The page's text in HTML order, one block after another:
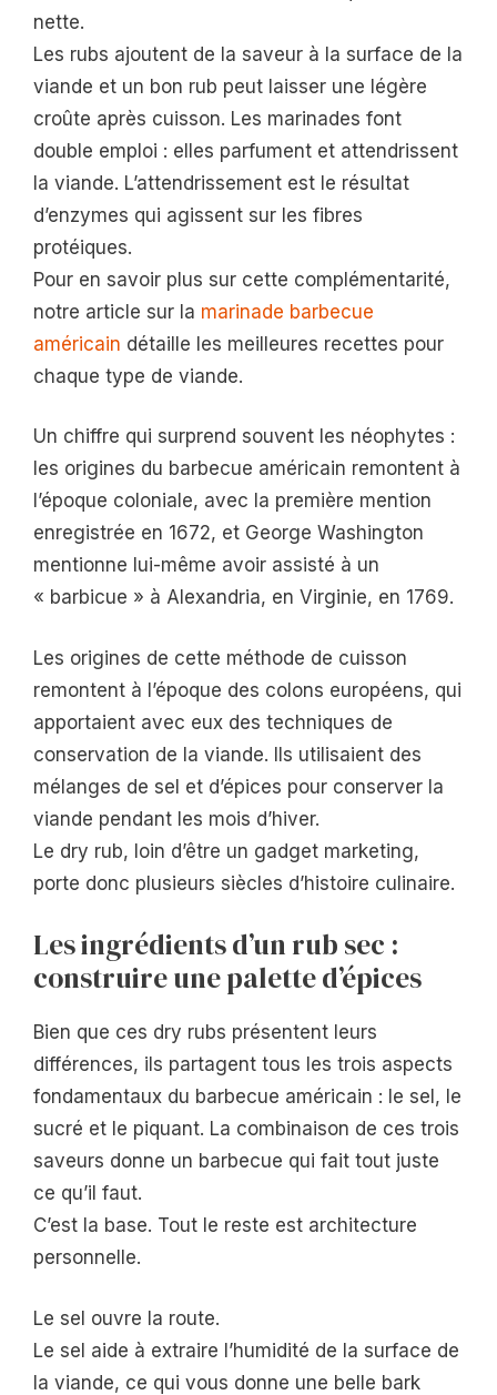
nette.
Les rubs ajoutent de la saveur à la surface de la
viande et un bon rub peut laisser une légère
croûte après cuisson. Les marinades font
double emploi : elles parfument et attendrissent
la viande. L’attendrissement est le résultat
d’enzymes qui agissent sur les fibres
protéiques.
Pour en savoir plus sur cette complémentarité,
notre article sur la marinade barbecue
américain détaille les meilleures recettes pour
chaque type de viande.
Un chiffre qui surprend souvent les néophytes :
les origines du barbecue américain remontent à
l’époque coloniale, avec la première mention
enregistrée en 1672, et George Washington
mentionne lui-même avoir assisté à un
« barbicue » à Alexandria, en Virginie, en 1769.
Les origines de cette méthode de cuisson
remontent à l’époque des colons européens, qui
apportaient avec eux des techniques de
conservation de la viande. Ils utilisaient des
mélanges de sel et d’épices pour conserver la
viande pendant les mois d’hiver.
Le dry rub, loin d’être un gadget marketing,
porte donc plusieurs siècles d’histoire culinaire.
Les ingrédients d’un rub sec :
construire une palette d’épices
Bien que ces dry rubs présentent leurs
différences, ils partagent tous les trois aspects
fondamentaux du barbecue américain : le sel, le
sucré et le piquant. La combinaison de ces trois
saveurs donne un barbecue qui fait tout juste
ce qu’il faut.
C’est la base. Tout le reste est architecture
personnelle.
Le sel ouvre la route.
Le sel aide à extraire l’humidité de la surface de
la viande, ce qui vous donne une belle bark